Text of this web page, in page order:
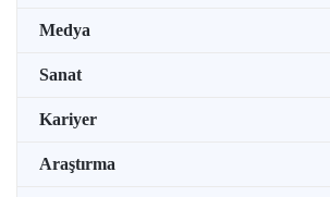
Medya
Sanat
Kariyer
Araştırma